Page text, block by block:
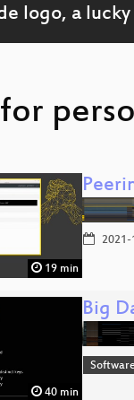
19 min
40 min
Big